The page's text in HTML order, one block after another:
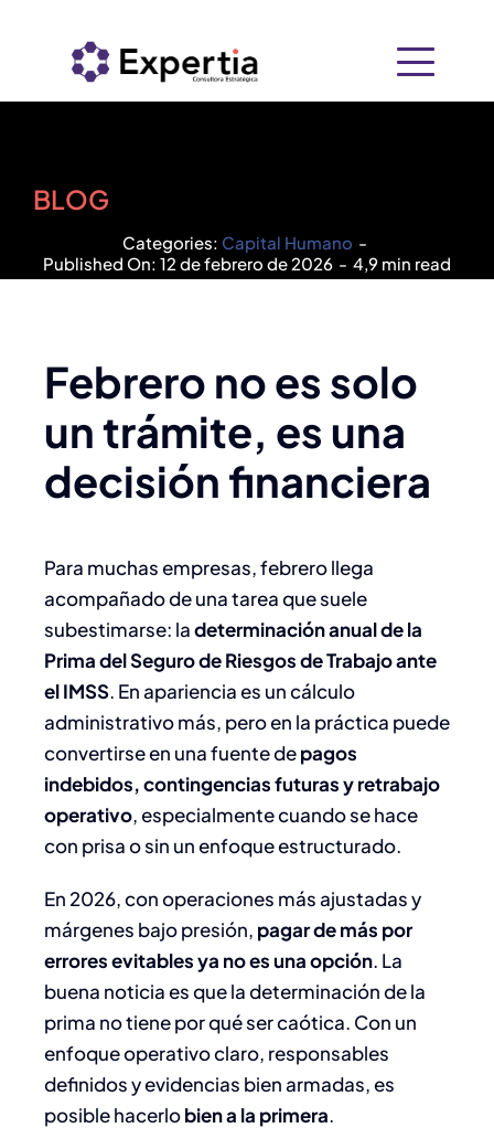
contenido
Nosotros
Soluciones
PIDE
Tecnología
Contacto
BLOG
Categories: Capital Humano -
Published On: 12 de febrero de 2026 - 4,9 min read
Febrero no es solo
un trámite, es una
decisión financiera
Para muchas empresas, febrero llega
acompañado de una tarea que suele
subestimarse: ladeterminación anual de la
Prima del Seguro de Riesgos de Trabajo ante
el IMSS. En apariencia es un cálculo
administrativo más, pero en la práctica puede
convertirse en una fuente depagos
indebidos, contingencias futuras y retrabajo
operativo, especialmente cuando se hace
con prisa o sin un enfoque estructurado.
En 2026, con operaciones más ajustadas y
márgenes bajo presión, pagar de más por
errores evitables ya no es una opción. La
buena noticia es que la determinación de la
prima no tiene por qué ser caótica. Con un
enfoque operativo claro, responsables
definidos y evidencias bien armadas, es
posible hacerlobien a la primera.